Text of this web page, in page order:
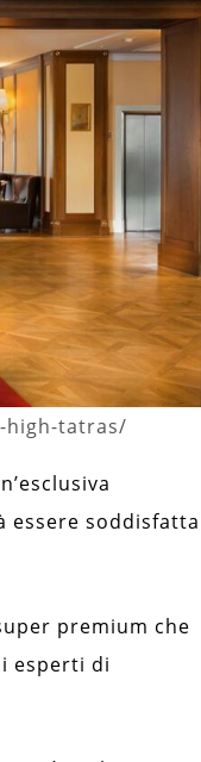
high-tatras/
essere soddisfatta
premium che
esperti di